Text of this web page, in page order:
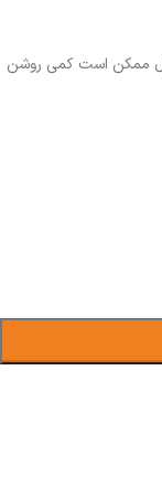
ممکن است کمی روشن